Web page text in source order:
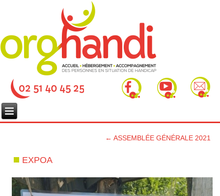
← ASSEMBLÉE GÉNÉRALE 2021
EXPOA